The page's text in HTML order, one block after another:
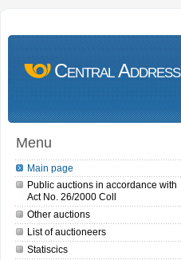
Central Address
Menu
Main page
Public auctions in accordance with
Act No. 26/2000 Coll
Other auctions
List of auctioneers
Statiscics